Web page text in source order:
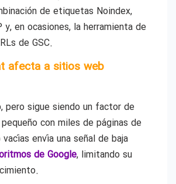
de etiquetas Noindex,
en ocasiones, la herramienta de
de GSC.
afecta a sitios web
pero sigue siendo un factor de
con miles de páginas de
envía una señal de baja
de Google, limitando su